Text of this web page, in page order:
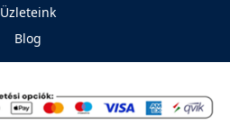
Üzleteink
Blog